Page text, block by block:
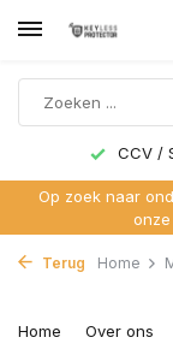
CCV /
Op zoek naar
Terug Home
Home Over ons